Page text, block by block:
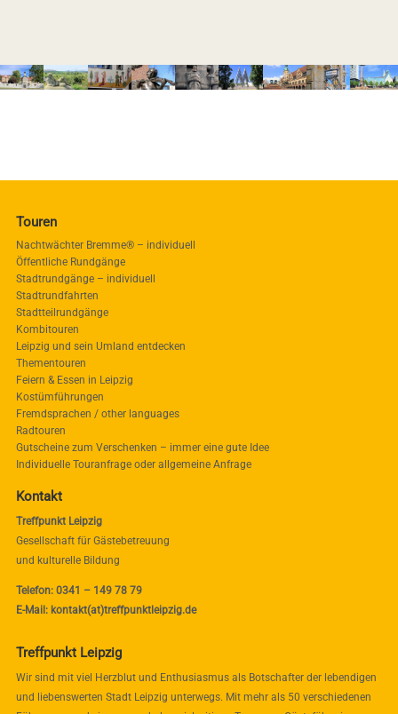
Touren
Nachtwächter Bremme® – individuell
Öffentliche Rundgänge
Stadtrundgänge – individuell
Stadtrundfahrten
Stadtteilrundgänge
Kombitouren
Leipzig und sein Umland entdecken
Thementouren
Feiern & Essen in Leipzig
Kostümführungen
Fremdsprachen / other languages
Radtouren
Gutscheine zum Verschenken – immer eine gute Idee
Individuelle Touranfrage oder allgemeine Anfrage
Kontakt
Treffpunkt Leipzig
Gesellschaft für Gästebetreuung
und kulturelle Bildung
Telefon: 0341 – 149 78 79
E-Mail: kontakt(at)treffpunktleipzig.de
Treffpunkt Leipzig
Wir sind mit viel Herzblut und Enthusiasmus als Botschafter der lebendigen
und liebenswerten Stadt Leipzig unterwegs. Mit mehr als 50 verschiedenen